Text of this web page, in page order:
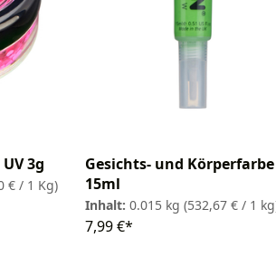
3g
€ / 1 Kg)
Gesichts- und Körperfarbe
15ml
Inhalt: 0.015 kg (532,67 € / 1
7,99 €*